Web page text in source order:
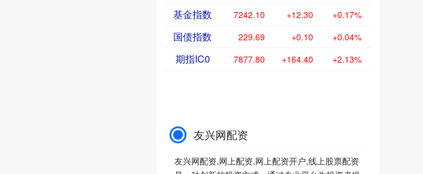
基金指数 7242.10 +12.30 +0.17%
国债指数 229.69 +0.10 +0.04%
期指IC0 7877.80 +164.40 +2.13%
友兴网配资
友兴网配资,网上配资,网上配资开户,线上股票配资